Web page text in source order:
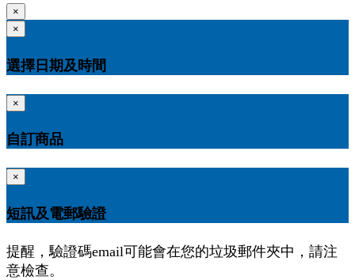
×
×
選擇日期及時間
×
自訂商品
×
短訊及電郵驗證
提醒，驗證碼email可能會在您的垃圾郵件夾中，請注
意檢查。